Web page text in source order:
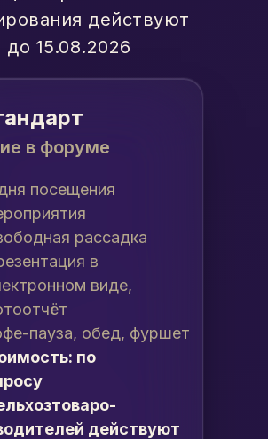
действуют
до 15.08.2026
в форуме
посещения
рассадка
в
виде,
пауза, обед, фуршет
по
действуют